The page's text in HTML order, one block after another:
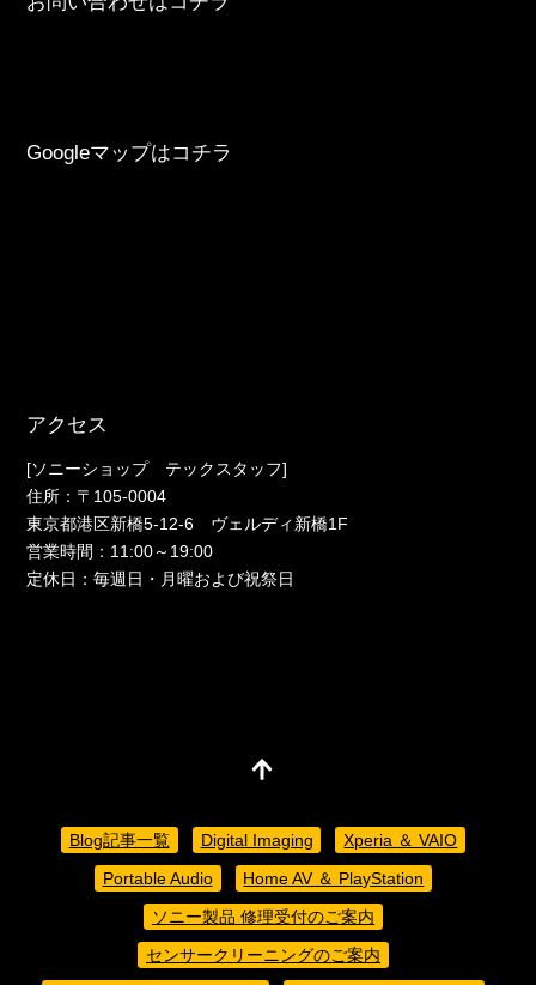
Googleマップはコチラ
アクセス
[ソニーショップ テックスタッフ]
住所：〒105-0004
東京都港区新橋5-12-6 ヴェルディ新橋1F
営業時間：11:00～19:00
定休日：毎週日・月曜および祝祭日
Blog記事一覧 Digital Imaging
Xperia ＆ VAIO
Portable Audio
Home AV ＆ PlayStation
ソニー製品 修理受付のご案内
センサークリーニングのご案内